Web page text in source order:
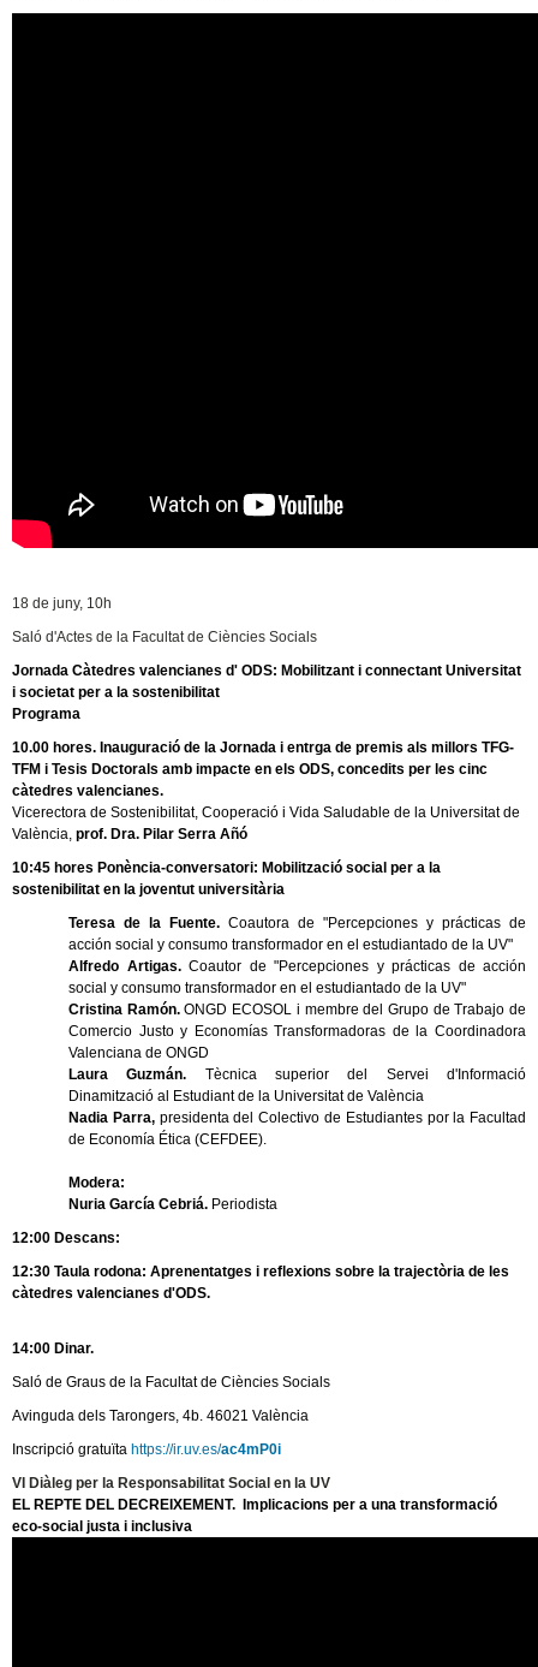
18 de juny, 10h
Saló d'Actes de la Facultat de Ciències Socials
Jornada Càtedres valencianes d' ODS: Mobilitzant i connectant Universitat
i societat per a la sostenibilitat
Programa
10.00 hores. Inauguració de la Jornada i entrga de premis als millors TFG-
TFM i Tesis Doctorals amb impacte en els ODS, concedits per les cinc
càtedres valencianes.
Vicerectora de Sostenibilitat, Cooperació i Vida Saludable de la Universitat de
València, prof. Dra. Pilar Serra Añó
10:45 hores Ponència-conversatori: Mobilització social per a la
sostenibilitat en la joventut universitària
Teresa de la Fuente.Coautora de "Percepciones y prácticas de
acción social y consumo transformador en el estudiantado de la UV"
Alfredo Artigas.Coautor de "Percepciones y prácticas de acción
social y consumo transformador en el estudiantado de la UV"
Cristina Ramón.ONGD ECOSOL i membre del Grupo de Trabajo de
Comercio Justo y Economías Transformadoras de la Coordinadora
Valenciana de ONGD
Laura Guzmán. Tècnica superior del Servei d'Informació
Dinamització al Estudiant de la Universitat de València
Nadia Parra, presidenta del Colectivo de Estudiantes por la Facultad
de Economía Ética (CEFDEE).
Modera:
Nuria García Cebriá. Periodista
12:00 Descans:
12:30 Taula rodona: Aprenentatges i reflexions sobre la trajectòria de les
càtedres valencianes d'ODS.
14:00 Dinar.
Saló de Graus de la Facultat de Ciències Socials
Avinguda dels Tarongers, 4b. 46021 València
Inscripció gratuïta https://ir.uv.es/ac4mP0i
VI Diàleg per la Responsabilitat Social en la UV
EL REPTE DEL DECREIXEMENT. Implicacions per a una transformació
eco-social justa i inclusiva